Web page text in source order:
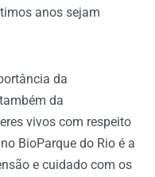
anos sejam
da
da
vivos com respeito
BioParque do Rio é a
e cuidado com os